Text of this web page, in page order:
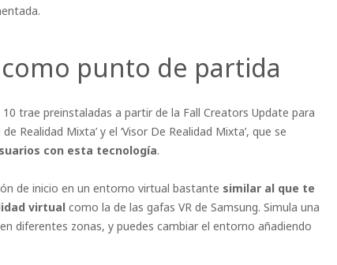
punto de partida
trae preinstaladas a partir de la Fall Creators Update para
Realidad Mixta’ y el ‘Visor De Realidad Mixta’, que se
con esta tecnología.
de inicio en un entorno virtual bastante similar al que te
virtual como la de las gafas VR de Samsung. Simula una
diferentes zonas, y puedes cambiar el entorno añadiendo